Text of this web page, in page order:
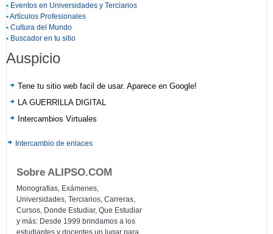
• Eventos en Universidades y Terciarios
•Artículos Profesionales
• Cultura del Mundo
• Buscador en tu sitio
Auspicio
Tene tu sitio web facil de usar. Aparece en Google!
LA GUERRILLA DIGITAL
Intercambios Virtuales
Intercambio de enlaces
Sobre ALIPSO.COM
Monografias, Exámenes,
Universidades, Terciarios, Carreras,
Cursos, Donde Estudiar, Que Estudiar
y más: Desde 1999 brindamos a los
estudiantes y docentes un lugar para